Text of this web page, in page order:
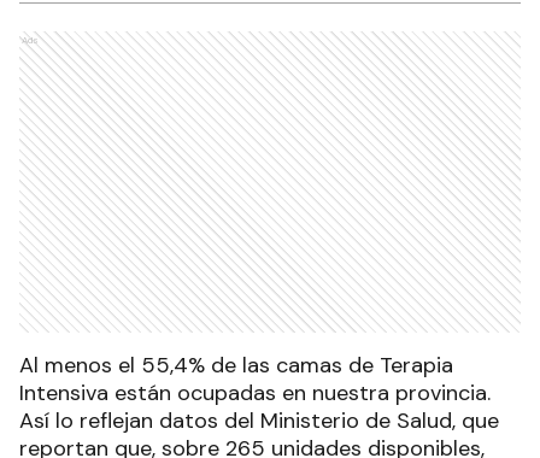
Ads
Al menos el 55,4% de las camas de Terapia
Intensiva están ocupadas en nuestra provincia.
Así lo reflejan datos del Ministerio de Salud, que
reportan que, sobre 265 unidades disponibles,